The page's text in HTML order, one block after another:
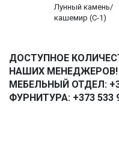
Лунный камень/
кашемир (С-1)
ДОСТУПНОЕ
НАШИХ МЕНЕДЖЕРОВ!
МЕБЕЛЬНЫЙ ОТДЕЛ:
ФУРНИТУРА: +373 533